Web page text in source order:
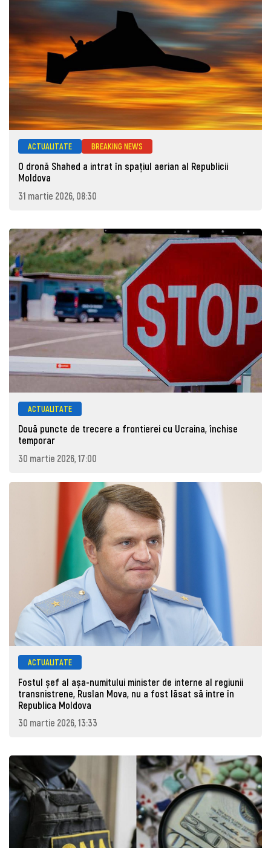
ACTUALITATE BREAKING NEWS
O dronă Shahed a intrat în spațiul aerian al Republicii
Moldova
31 martie 2026, 08:30
ACTUALITATE
Două puncte de trecere a frontierei cu Ucraina, închise
temporar
30 martie 2026, 17:00
ACTUALITATE
Fostul șef al așa-numitului minister de interne al regiunii
transnistrene, Ruslan Mova, nu a fost lăsat să intre în
Republica Moldova
30 martie 2026, 13:33